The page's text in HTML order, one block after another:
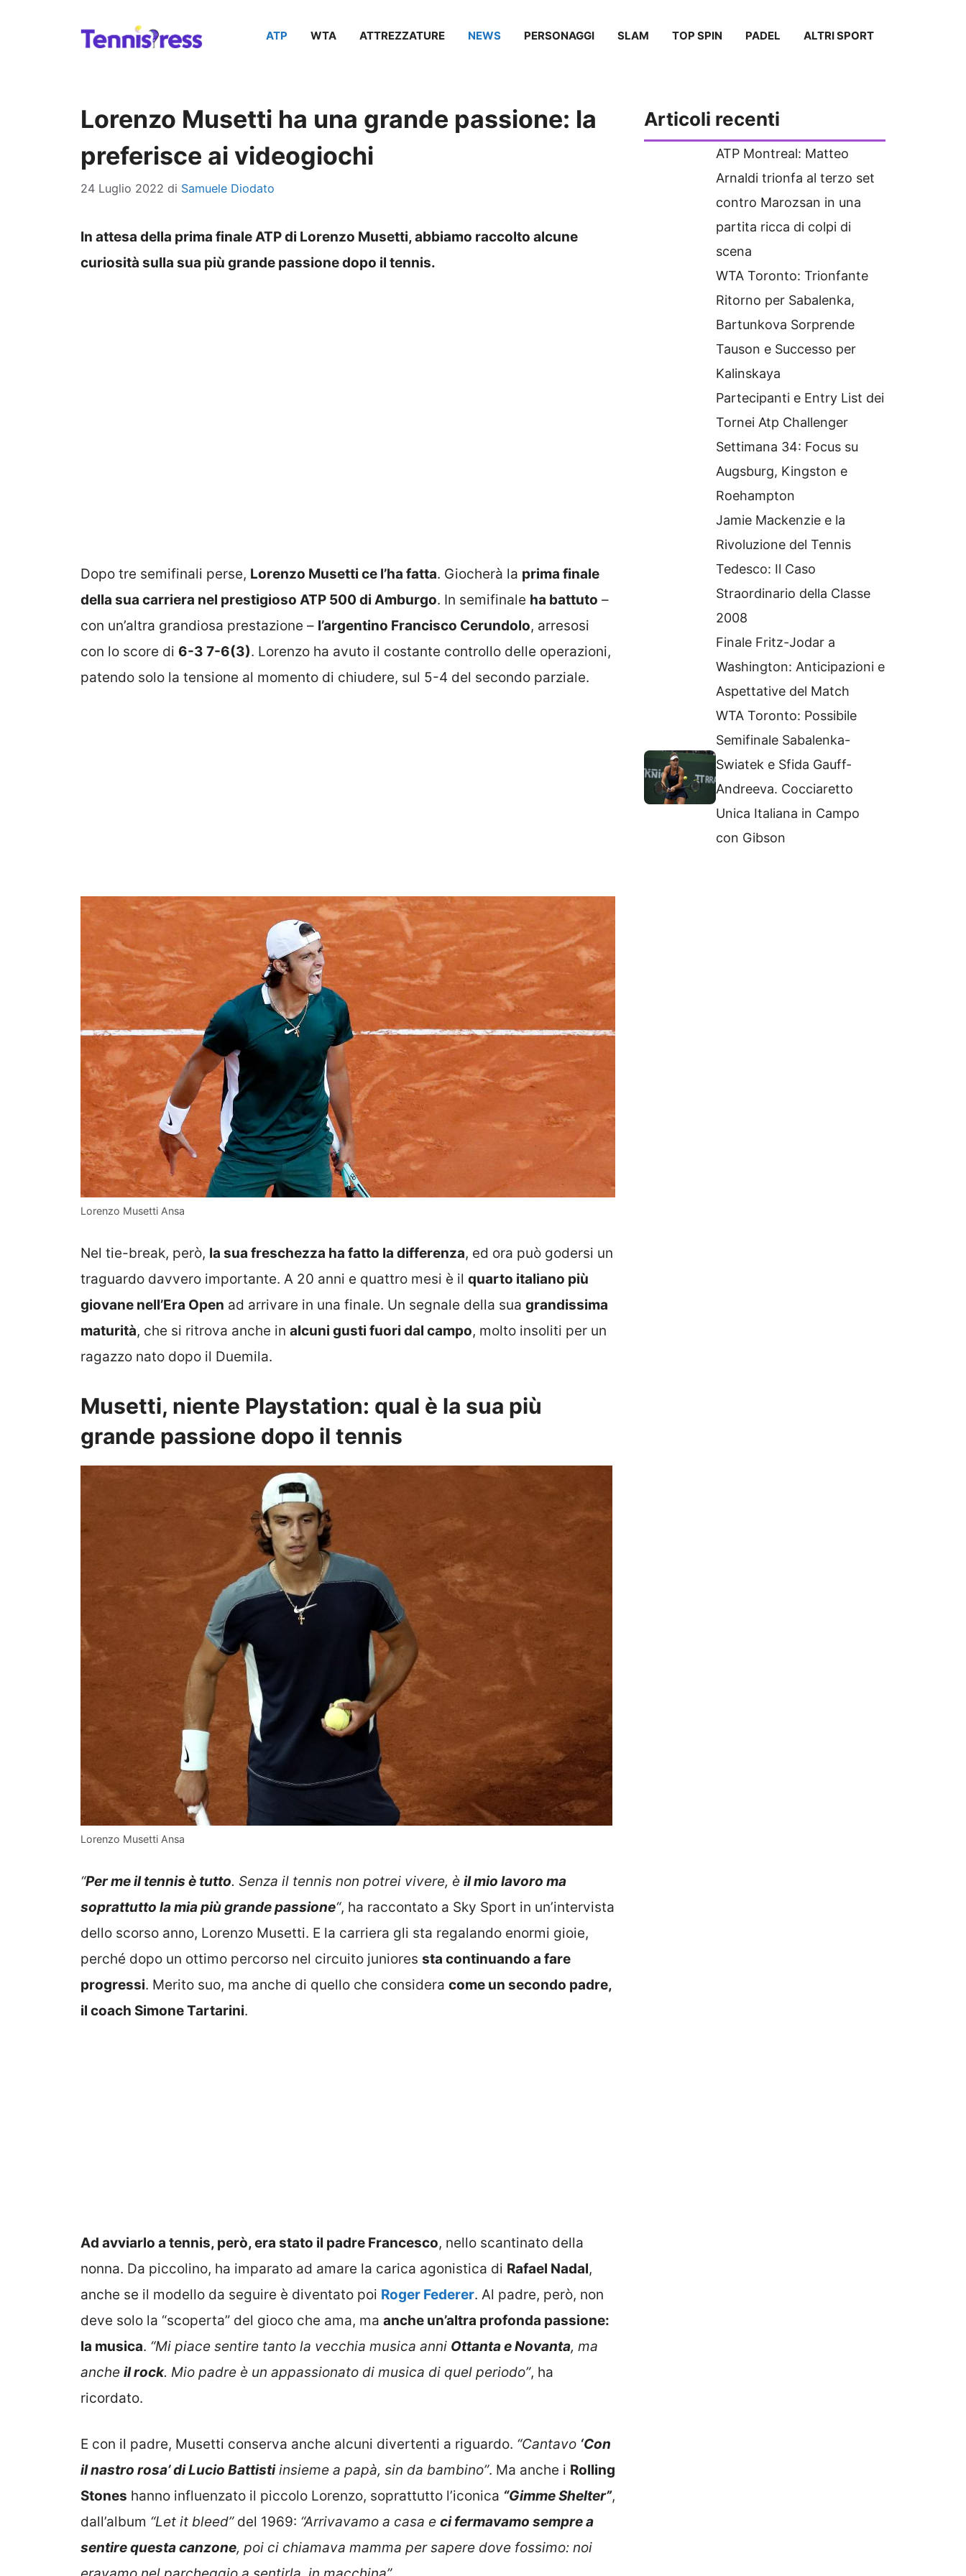
ATP WTA ATTREZZATURE NEWS PERSONAGGI SLAM TOP SPIN PADEL ALTRI SPORT
Lorenzo Musetti ha una grande passione: la
preferisce ai videogiochi
24 Luglio 2022 di Samuele Diodato
In attesa della prima finale ATP di Lorenzo Musetti, abbiamo raccolto alcune
curiosità sulla sua più grande passione dopo il tennis.
Dopo tre semifinali perse, Lorenzo Musetti ce l’ha fatta. Giocherà la prima finale
della sua carriera nel prestigioso ATP 500 di Amburgo. In semifinale ha battuto –
con un’altra grandiosa prestazione – l’argentino Francisco Cerundolo, arresosi
con lo score di 6-3 7-6(3). Lorenzo ha avuto il costante controllo delle operazioni,
patendo solo la tensione al momento di chiudere, sul 5-4 del secondo parziale.
Lorenzo Musetti Ansa
Nel tie-break, però, la sua freschezza ha fatto la differenza, ed ora può godersi un
traguardo davvero importante. A 20 anni e quattro mesi è il quarto italiano più
giovane nell’Era Open ad arrivare in una finale. Un segnale della sua grandissima
maturità, che si ritrova anche in alcuni gusti fuori dal campo, molto insoliti per un
ragazzo nato dopo il Duemila.
Musetti, niente Playstation: qual è la sua più
grande passione dopo il tennis
Lorenzo Musetti Ansa
“Per me il tennis è tutto. Senza il tennis non potrei vivere, è il mio lavoro ma
soprattutto la mia più grande passione“, ha raccontato a Sky Sport in un’intervista
dello scorso anno, Lorenzo Musetti. E la carriera gli sta regalando enormi gioie,
perché dopo un ottimo percorso nel circuito juniores sta continuando a fare
progressi. Merito suo, ma anche di quello che considera come un secondo padre,
il coach Simone Tartarini.
Ad avviarlo a tennis, però, era stato il padre Francesco, nello scantinato della
nonna. Da piccolino, ha imparato ad amare la carica agonistica di Rafael Nadal,
anche se il modello da seguire è diventato poi Roger Federer. Al padre, però, non
deve solo la “scoperta” del gioco che ama, ma anche un’altra profonda passione:
la musica. “Mi piace sentire tanto la vecchia musica anni Ottanta e Novanta, ma
anche il rock. Mio padre è un appassionato di musica di quel periodo”, ha
ricordato.
E con il padre, Musetti conserva anche alcuni divertenti a riguardo. “Cantavo ‘Con
il nastro rosa’ di Lucio Battistiinsieme a papà, sin da bambino”. Ma anche i Rolling
Stones hanno influenzato il piccolo Lorenzo, soprattutto l’iconica “Gimme Shelter”,
dall’album “Let it bleed” del 1969: “Arrivavamo a casa e ci fermavamo sempre a
sentire questa canzone, poi ci chiamava mamma per sapere dove fossimo: noi
Articoli recenti
ATP Montreal: Matteo
Arnaldi trionfa al terzo set
contro Marozsan in una
partita ricca di colpi di
scena
WTA Toronto: Trionfante
Ritorno per Sabalenka,
Bartunkova Sorprende
Tauson e Successo per
Kalinskaya
Partecipanti e Entry List dei
Tornei Atp Challenger
Settimana 34: Focus su
Augsburg, Kingston e
Roehampton
Jamie Mackenzie e la
Rivoluzione del Tennis
Tedesco: Il Caso
Straordinario della Classe
2008
Finale Fritz-Jodar a
Washington: Anticipazioni e
Aspettative del Match
WTA Toronto: Possibile
Semifinale Sabalenka-
Swiatek e Sfida Gauff-
Andreeva. Cocciaretto
Unica Italiana in Campo
con Gibson